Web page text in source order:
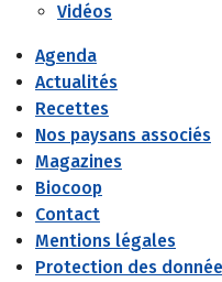
Vidéos
Agenda
Actualités
Recettes
Nos paysans associés
Magazines
Biocoop
Contact
Mentions légales
Protection des